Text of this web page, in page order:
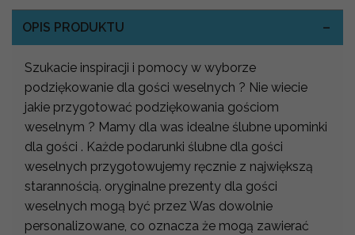
OPIS PRODUKTU
Szukacie inspiracji i pomocy w wyborze
podziękowanie dla gości weselnych ? Nie wiecie
jakie przygotować podziękowania gościom
weselnym ? Mamy dla was idealne ślubne upominki
dla gości . Każde podarunki ślubne dla gości
weselnych przygotowujemy ręcznie z największą
starannością. oryginalne prezenty dla gości
weselnych mogą być przez Was dowolnie
personalizowane, co oznacza że mogą zawierać